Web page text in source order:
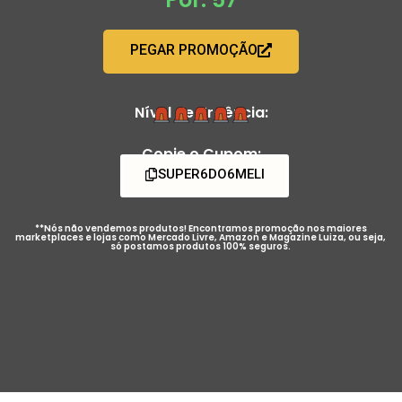
PEGAR PROMOÇÃO
Nível de Urgência:
Copie o Cupom:
SUPER6DO6MELI
**Nós não vendemos produtos! Encontramos promoção nos maiores
marketplaces e lojas como Mercado Livre, Amazon e Magazine Luiza, ou seja,
só postamos produtos 100% seguros.